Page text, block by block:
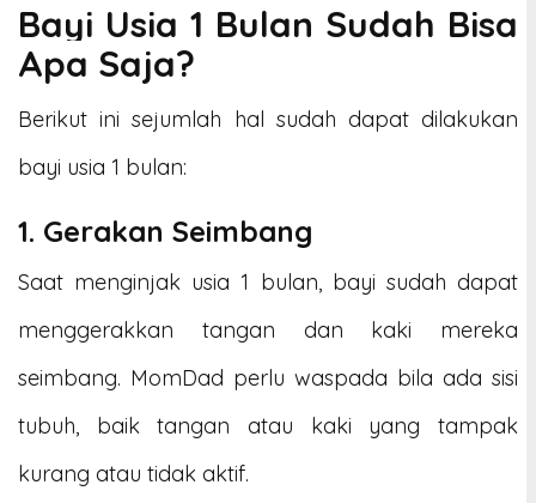
Bayi Usia 1 Bulan Sudah Bisa
Apa Saja?
Berikut ini sejumlah hal sudah dapat dilakukan
bayi usia 1 bulan:
1. Gerakan Seimbang
Saat menginjak usia 1 bulan, bayi sudah dapat
menggerakkan tangan dan kaki mereka
seimbang. MomDad perlu waspada bila ada sisi
tubuh, baik tangan atau kaki yang tampak
kurang atau tidak aktif.